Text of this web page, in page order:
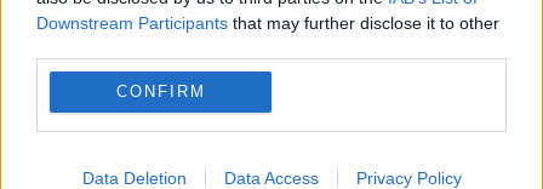
Downstream Participants that may further disclose it to other
CONFIRM
Data Deletion Data Access Privacy Policy